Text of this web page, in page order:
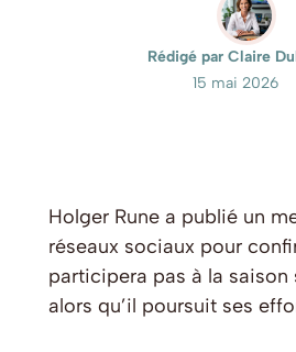
Rédigé par Claire
15 mai 2026
Holger Rune a publié un
réseaux sociaux pour
participera pas à la saison
alors qu’il poursuit ses